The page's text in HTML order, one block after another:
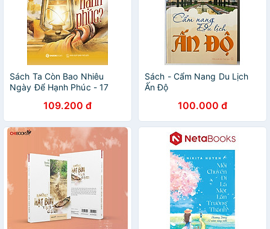
Sách Ta Còn Bao Nhiêu
Ngày Để Hạnh Phúc - 17
Những Miền Đất Thiêng
109.200 đ
Sách - Cẩm Nang Du Lịch
Ấn Độ
100.000 đ